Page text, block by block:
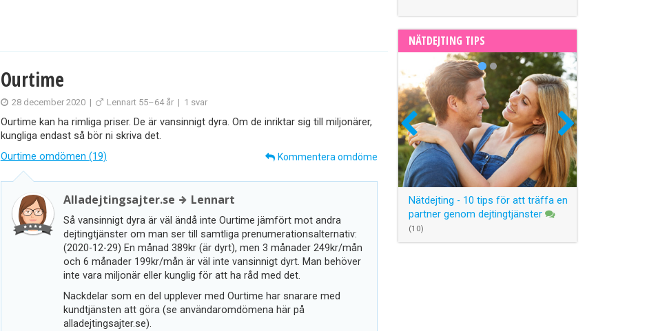
Ourtime
28 december 2020 | Lennart 55–64 år | 1 svar
Ourtime kan ha rimliga priser. De är vansinnigt dyra. Om de inriktar sig till miljonärer,
kungliga endast så bör ni skriva det.
Ourtime omdömen (19)
Kommentera omdöme
Alladejtingsajter.se Lennart
Så vansinnigt dyra är väl ändå inte Ourtime jämfört mot andra
dejtingtjänster om man ser till samtliga prenumerationsalternativ:
(2020-12-29) En månad 389kr (är dyrt), men 3 månader 249kr/mån
och 6 månader 199kr/mån är väl inte vansinnigt dyrt. Man behöver
inte vara miljonär eller kunglig för att ha råd med det.
Nackdelar som en del upplever med Ourtime har snarare med
kundtjänsten att göra (se användaromdömena här på
alladejtingsajter.se).
NÄTDEJTING TIPS
Nätdejting - 10 tips för att träffa en
partner genom dejtingtjänster
(10)